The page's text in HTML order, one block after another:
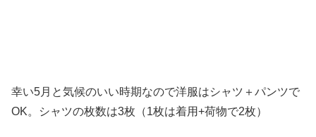
幸い5月と気候のいい時期なので洋服はシャツ＋パンツで
OK。シャツの枚数は3枚（1枚は着用+荷物で2枚）